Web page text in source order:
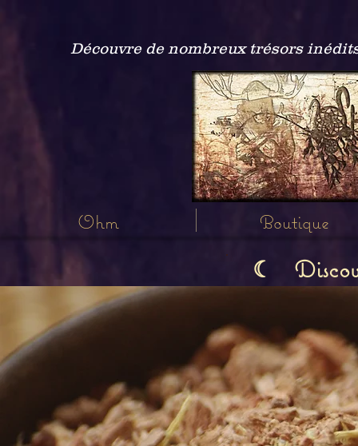
Découvre de nombreux trésors
Ohm Boutique
☾